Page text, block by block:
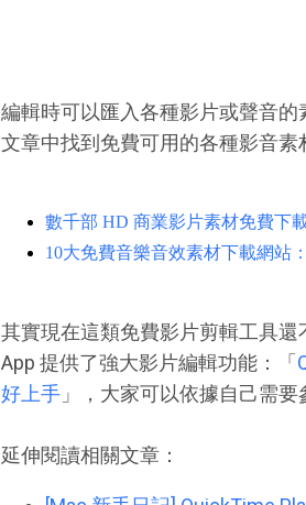
編輯時可以匯入各種影片或聲音
文章中找到免費可用的各種影音素
數千部 HD 商業影片素材免費下
10大免費音樂音效素材下載網站
其實現在這類免費影片剪輯工具
App 提供了強大影片編輯功能：「
好上手 」，大家可以依據自己需要
延伸閱讀相關文章：